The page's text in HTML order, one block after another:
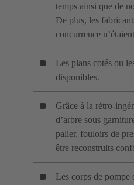
temps ainsi que de
De plus, les
concurrence
Les plans cotés ou
disponibles.
Grâce à la rétro-
d’arbre sous
palier, fouloirs de
être reconstruits
Les corps de pompe